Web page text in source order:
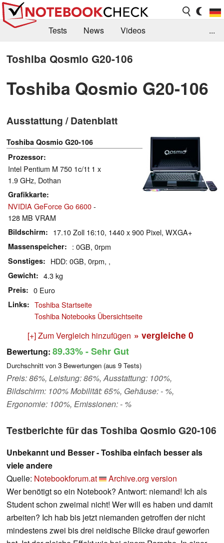
Tests News
Videos
Forum
...
Toshiba Qosmio G20-106
Toshiba Qosmio G20-106
Ausstattung / Datenblatt
Toshiba Qosmio G20-106
Prozessor
Intel Pentium M 750 1c/1t 1 x
1.9 GHz, Dothan
Grafikkarte
NVIDIA GeForce Go 6600-
128 MB VRAM
Bildschirm 17.10 Zoll 16:10, 1440 x 900 Pixel, WXGA+
Massenspeicher : 0GB, 0rpm
Sonstiges HDD: 0GB, 0rpm, ,
Gewicht 4.3 kg
Preis 0 Euro
Links
Toshiba Startseite
Toshiba Notebooks Übersichtseite
[+] Zum Vergleich hinzufügen » vergleiche 0
Bewertung: 89.33%- Sehr Gut
Durchschnitt von 3 Bewertungen (aus 9 Tests)
Preis: 86%, Leistung: 86%, Ausstattung: 100%,
Bildschirm: 100% Mobilität: 65%, Gehäuse: - %,
Ergonomie: 100%, Emissionen: - %
Testberichte für das Toshiba Qosmio G20-106
Unbekannt und Besser - Toshiba einfach besser als
viele andere
Quelle: Notebookforum.at
Archive.org version
Wer benötigt so ein Notebook? Antwort: niemand! Ich als
Student schon zweimal nicht! Wer will es haben und damit
arbeiten? Ich hab bis jetzt niemanden getroffen der nicht
mindestens zwei bis drei neidische Blicke drauf geworfen